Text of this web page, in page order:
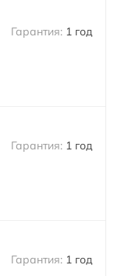
1 год
1 год
1 год